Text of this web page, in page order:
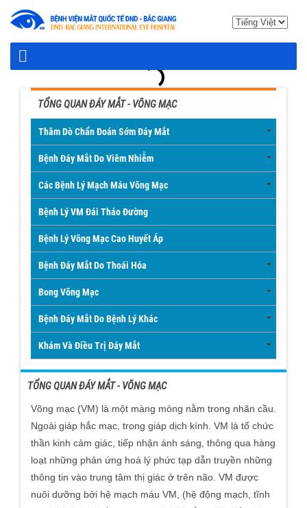
TỔNG QUAN ĐÁY MẮT - VÕNG MẠC
Thăm Dò Chẩn Đoán Sớm Đáy Mắt
Bệnh Đáy Mắt Do Viêm Nhiễm
Các Bệnh Lý Mạch Máu Võng Mạc
Bệnh Lý VM Đái Tháo Đường
Bệnh Lý Võng Mạc Cao Huyết Áp
Bệnh Đáy Mắt Do Thoái Hóa
Bong Võng Mạc
Bệnh Đáy Mắt Do Bệnh Lý Khác
Khám Và Điều Trị Đáy Mắt
TỔNG QUAN ĐÁY MẮT - VÕNG MẠC
Võng mạc (VM) là một màng mỏng nằm trong nhãn cầu.
Ngoài giáp hắc mạc, trong giáp dịch kính. VM là tổ chức
thần kinh cảm giác, tiếp nhận ánh sáng, thông qua hàng
loạt những phản ứng hoá lý phức tạp dẫn truyền những
thông tin vào trung tâm thị giác ở trên não. VM được
nuôi dưỡng bởi hệ mạch máu VM, (hệ động mạch, tĩnh